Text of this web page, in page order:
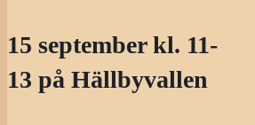
15 september kl. 11-
13 på Hällbyvallen